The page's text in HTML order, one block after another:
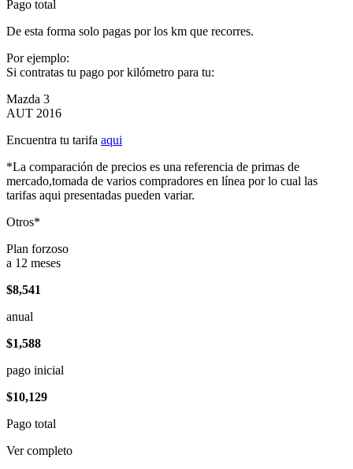
Pago total
De esta forma solo pagas por los km que recorres.
Por ejemplo:
Si contratas tu pago por kilómetro para tu:
Mazda 3
AUT 2016
Encuentra tu tarifa aqui
*La comparación de precios es una referencia de primas de
mercado,tomada de varios compradores en línea por lo cual las
tarifas aqui presentadas pueden variar.
Otros*
Plan forzoso
a 12 meses
$8,541
anual
$1,588
pago inicial
$10,129
Pago total
Ver completo